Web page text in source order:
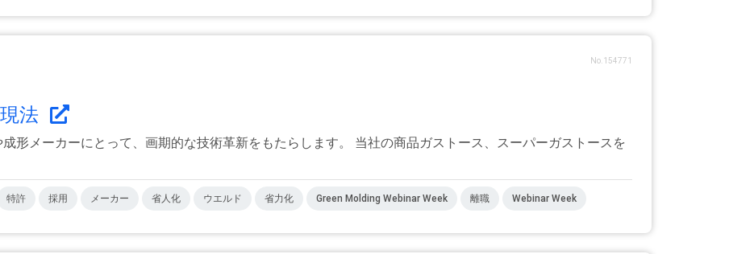
No.154771
法
メーカーにとって、画期的な技術革新をもたらします。 当社の商品ガストース、スーパーガストースを
特許 採用 メーカー 省人化 ウエルド 省力化 Green Molding Webinar Week 離職 Webinar Week